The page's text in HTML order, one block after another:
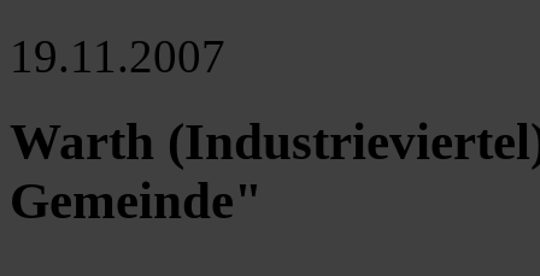
19.11.2007
Warth
Gemeinde"